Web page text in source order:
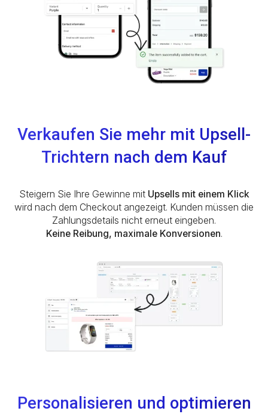
Verkaufen Sie mehr mit Upsell-
Trichtern nach dem Kauf
Steigern Sie Ihre Gewinne mit Upsells mit einem Klick
wird nach dem Checkout angezeigt. Kunden müssen die
Zahlungsdetails nicht erneut eingeben.
Keine Reibung, maximale Konversionen.
Personalisieren und optimieren